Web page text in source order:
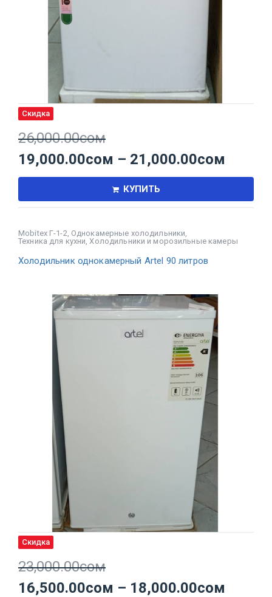
Скидка
26,000.00сом
19,000.00сом – 21,000.00сом
КУПИТЬ
Mobitex Г-1-2 Однокамерные холодильники
Техника для кухни ,Холодильники и морозильные камеры
Холодильник однокамерный Artel 90 литров
Скидка
23,000.00сом
16,500.00сом – 18,000.00сом